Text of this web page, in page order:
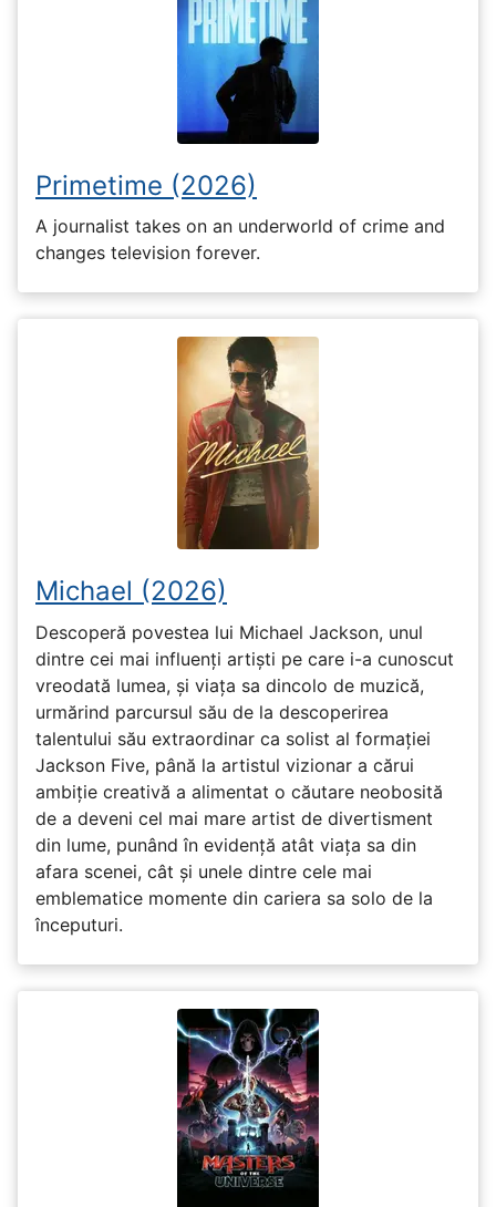
Primetime (2026)
A journalist takes on an underworld of crime and
changes television forever.
Michael (2026)
Descoperă povestea lui Michael Jackson, unul
dintre cei mai influenți artiști pe care i-a cunoscut
vreodată lumea, și viața sa dincolo de muzică,
urmărind parcursul său de la descoperirea
talentului său extraordinar ca solist al formației
Jackson Five, până la artistul vizionar a cărui
ambiție creativă a alimentat o căutare neobosită
de a deveni cel mai mare artist de divertisment
din lume, punând în evidență atât viața sa din
afara scenei, cât și unele dintre cele mai
emblematice momente din cariera sa solo de la
începuturi.